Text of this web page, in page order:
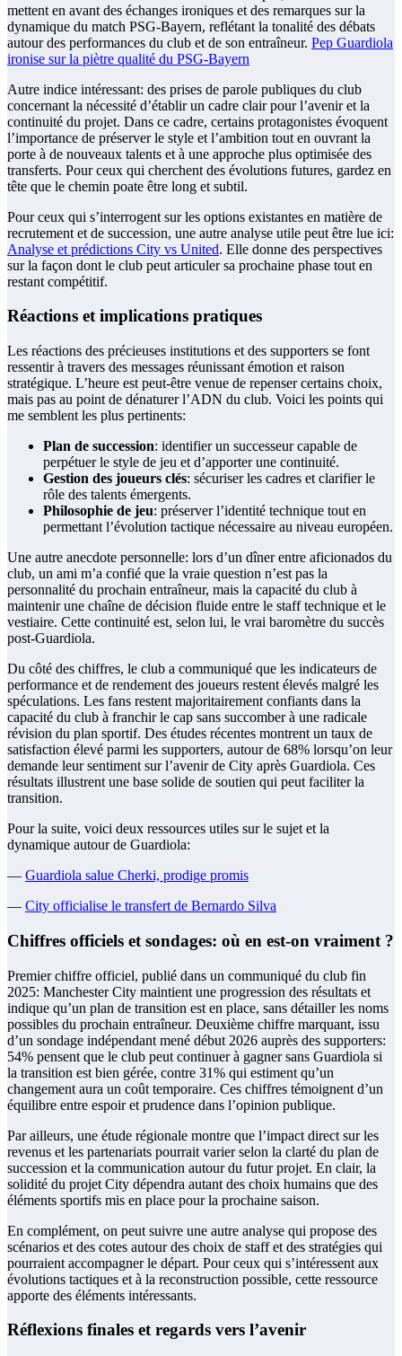
mettent en avant des échanges ironiques et des remarques sur la
dynamique du match PSG-Bayern, reflétant la tonalité des débats
autour des performances du club et de son entraîneur. Pep Guardiola
ironise sur la piètre qualité du PSG-Bayern
Autre indice intéressant: des prises de parole publiques du club
concernant la nécessité d’établir un cadre clair pour l’avenir et la
continuité du projet. Dans ce cadre, certains protagonistes évoquent
l’importance de préserver le style et l’ambition tout en ouvrant la
porte à de nouveaux talents et à une approche plus optimisée des
transferts. Pour ceux qui cherchent des évolutions futures, gardez en
tête que le chemin poate être long et subtil.
Pour ceux qui s’interrogent sur les options existantes en matière de
recrutement et de succession, une autre analyse utile peut être lue ici:
Analyse et prédictions City vs United. Elle donne des perspectives
sur la façon dont le club peut articuler sa prochaine phase tout en
restant compétitif.
Réactions et implications pratiques
Les réactions des précieuses institutions et des supporters se font
ressentir à travers des messages réunissant émotion et raison
stratégique. L’heure est peut-être venue de repenser certains choix,
mais pas au point de dénaturer l’ADN du club. Voici les points qui
me semblent les plus pertinents:
Plan de succession: identifier un successeur capable de
perpétuer le style de jeu et d’apporter une continuité.
Gestion des joueurs clés: sécuriser les cadres et clarifier le
rôle des talents émergents.
Philosophie de jeu: préserver l’identité technique tout en
permettant l’évolution tactique nécessaire au niveau européen.
Une autre anecdote personnelle: lors d’un dîner entre aficionados du
club, un ami m’a confié que la vraie question n’est pas la
personnalité du prochain entraîneur, mais la capacité du club à
maintenir une chaîne de décision fluide entre le staff technique et le
vestiaire. Cette continuité est, selon lui, le vrai baromètre du succès
post-Guardiola.
Du côté des chiffres, le club a communiqué que les indicateurs de
performance et de rendement des joueurs restent élevés malgré les
spéculations. Les fans restent majoritairement confiants dans la
capacité du club à franchir le cap sans succomber à une radicale
révision du plan sportif. Des études récentes montrent un taux de
satisfaction élevé parmi les supporters, autour de 68% lorsqu’on leur
demande leur sentiment sur l’avenir de City après Guardiola. Ces
résultats illustrent une base solide de soutien qui peut faciliter la
transition.
Pour la suite, voici deux ressources utiles sur le sujet et la
dynamique autour de Guardiola:
— Guardiola salue Cherki, prodige promis
— City officialise le transfert de Bernardo Silva
Chiffres officiels et sondages: où en est-on vraiment ?
Premier chiffre officiel, publié dans un communiqué du club fin
2025: Manchester City maintient une progression des résultats et
indique qu’un plan de transition est en place, sans détailler les noms
possibles du prochain entraîneur. Deuxième chiffre marquant, issu
d’un sondage indépendant mené début 2026 auprès des supporters:
54% pensent que le club peut continuer à gagner sans Guardiola si
la transition est bien gérée, contre 31% qui estiment qu’un
changement aura un coût temporaire. Ces chiffres témoignent d’un
équilibre entre espoir et prudence dans l’opinion publique.
Par ailleurs, une étude régionale montre que l’impact direct sur les
revenus et les partenariats pourrait varier selon la clarté du plan de
succession et la communication autour du futur projet. En clair, la
solidité du projet City dépendra autant des choix humains que des
éléments sportifs mis en place pour la prochaine saison.
En complément, on peut suivre une autre analyse qui propose des
scénarios et des cotes autour des choix de staff et des stratégies qui
pourraient accompagner le départ. Pour ceux qui s’intéressent aux
évolutions tactiques et à la reconstruction possible, cette ressource
apporte des éléments intéressants.
Réflexions finales et regards vers l’avenir